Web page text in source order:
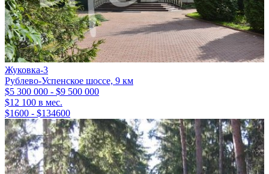
Жуковка-3
Рублево-Успенское шоссе, 9 км
$5 300 000 - $9 500 000
$12 100 в мес.
$1600 - $134600